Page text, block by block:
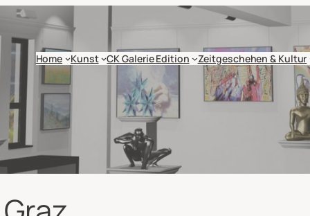
Home Kunst CK Galerie Edition Zeitgeschehen & Kultur